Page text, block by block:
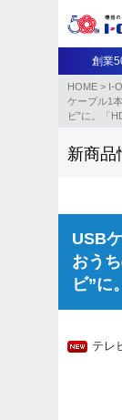
創業
HOME > I-
ケーブル1
ビ”に。「
新商品
USB
おう
ビ”に。
テレ